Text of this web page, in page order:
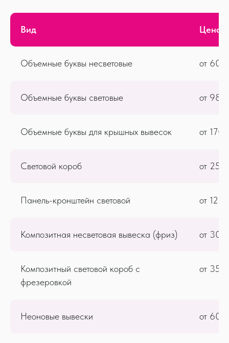
размерам и под стиль торгового зала.
МАФ
Вид Цена
Объемные буквы несветовые от 60
Объемные буквы световые от 98
Объемные буквы для крышных вывесок от 170
Световой короб от
Панель-кронштейн световой от
Композитная несветовая вывеска (фриз) от
Композитный световой короб с
фрезеровкой
от
Неоновые вывески от